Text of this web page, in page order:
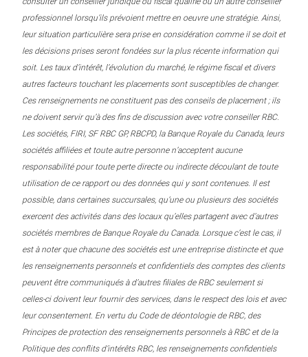
professionnel lorsqu’ils prévoient mettre en oeuvre une stratégie. Ainsi,
leur situation particulière sera prise en considération comme il se doit et
les décisions prises seront fondées sur la plus récente information qui
soit. Les taux d’intérêt, l’évolution du marché, le régime fiscal et divers
autres facteurs touchant les placements sont susceptibles de changer.
Ces renseignements ne constituent pas des conseils de placement ; ils
ne doivent servir qu’à des fins de discussion avec votre conseiller RBC.
Les sociétés, FIRI, SF RBC GP, RBCPD, la Banque Royale du Canada, leurs
sociétés affiliées et toute autre personne n’acceptent aucune
responsabilité pour toute perte directe ou indirecte découlant de toute
utilisation de ce rapport ou des données qui y sont contenues. Il est
possible, dans certaines succursales, qu’une ou plusieurs des sociétés
exercent des activités dans des locaux qu’elles partagent avec d’autres
sociétés membres de Banque Royale du Canada. Lorsque c’est le cas, il
est à noter que chacune des sociétés est une entreprise distincte et que
les renseignements personnels et confidentiels des comptes des clients
peuvent être communiqués à d’autres filiales de RBC seulement si
celles-ci doivent leur fournir des services, dans le respect des lois et avec
leur consentement. En vertu du Code de déontologie de RBC, des
Principes de protection des renseignements personnels à RBC et de la
Politique des conflits d’intérêts RBC, les renseignements confidentiels